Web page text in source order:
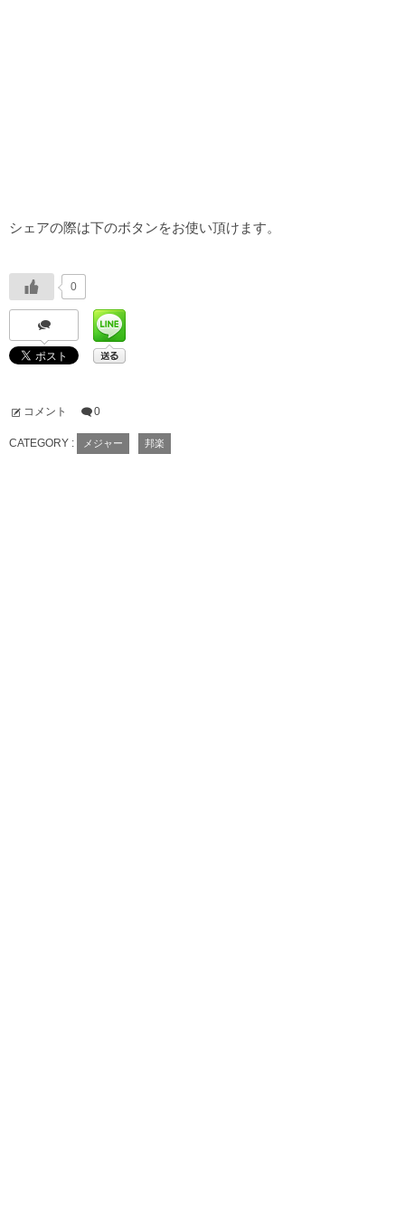
シェアの際は下のボタンをお使い頂けます。
0
コメント 0
CATEGORY : メジャー 邦楽